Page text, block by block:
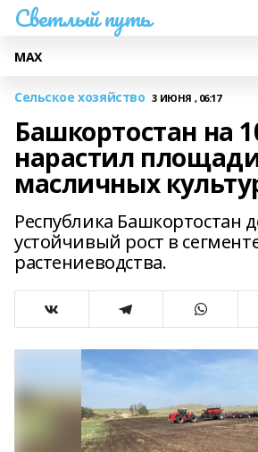
Светлый путь
МАХ
Сельское хозяйство 3 ИЮНЯ , 06:17
Башкортостан на
нарастил
масличных
Республика Башкортостан
устойчивый рост в
растениеводства.